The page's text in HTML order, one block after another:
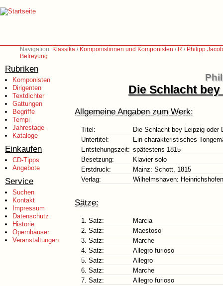
Navigation: Klassika / Komponistinnen und Komponisten / R / Philipp
Befreyung
Rubriken
Komponisten
Dirigenten
Textdichter
Gattungen
Begriffe
Tempi
Jahrestage
Kataloge
Einkaufen
CD-Tipps
Angebote
Service
Suchen
Kontakt
Impressum
Datenschutz
Historie
Opernhäuser
Veranstaltungen
Die Schlacht
Allgemeine Angaben zum Werk:
Titel:
Die Schlacht bey Leipzig oder
Untertitel:
Ein charakteristisches
Entstehungszeit: spätestens 1815
Besetzung:
Klavier solo
Erstdruck:
Mainz: Schott, 1815
Verlag:
Wilhelmshaven:
Sätze:
1. Satz:
Marcia
2. Satz:
Maestoso
3. Satz:
Marche
4. Satz:
Allegro furioso
5. Satz:
Allegro
6. Satz:
Marche
7. Satz:
Allegro furioso